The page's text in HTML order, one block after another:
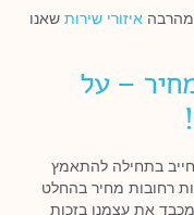
מהרבה איזורי שירותשאנו
– על
בתחילה להתאמץ
רחובות מחיר בהחלט
מכבד את עצמנו בזכות